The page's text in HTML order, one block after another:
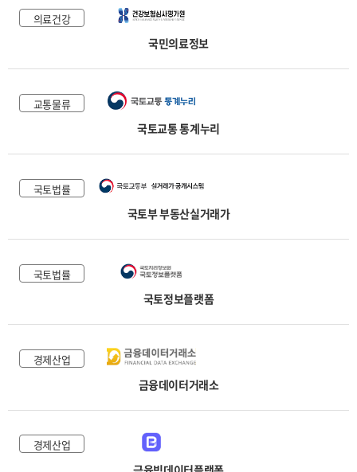
의료건강
국민의료정보
교통물류
국토교통 통계누리
국토법률
국토부 부동산실거래가
국토법률
국토정보플랫폼
경제산업
금융데이터거래소
경제산업